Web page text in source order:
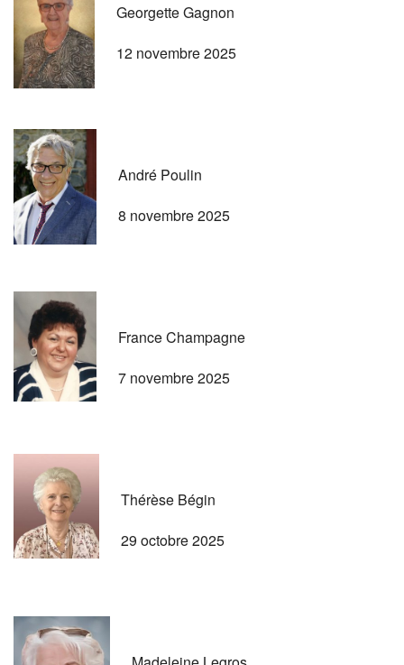
Georgette Gagnon
12 novembre 2025
André Poulin
8 novembre 2025
France Champagne
7 novembre 2025
Thérèse Bégin
29 octobre 2025